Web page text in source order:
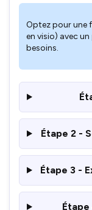
Optez pour une
en visio) avec un
besoins.
Étape 2 -
Étape 3 -